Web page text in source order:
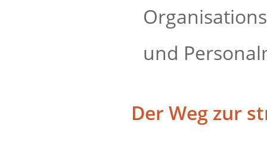
und
Der Weg zur